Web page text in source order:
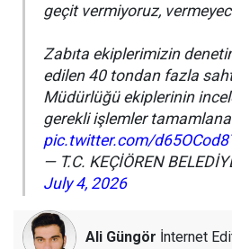
geçit vermiyoruz,
Zabıta ekiplerimizin
edilen 40 tondan fazla
Müdürlüğü ekiplerinin
gerekli işlemler
pic.twitter.com/
— T.C. KEÇİÖREN
July 4, 2026
Ali Güngör İnternet